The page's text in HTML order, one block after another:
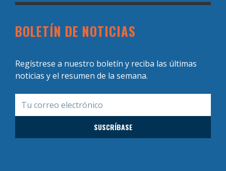
BOLETÍN DE NOTICIAS
Regístrese a nuestro boletín y reciba las últimas
noticias y el resumen de la semana.